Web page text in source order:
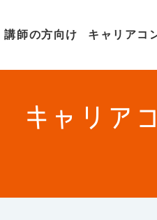
講師の方向け キャリアコ
キャリア